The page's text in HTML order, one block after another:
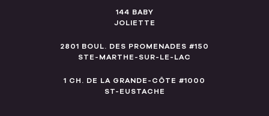
144 BABY
JOLIETTE
2801 BOUL. DES PROMENADES #150
STE-MARTHE-SUR-LE-LAC
1 CH. DE LA GRANDE-CÔTE #1000
ST-EUSTACHE